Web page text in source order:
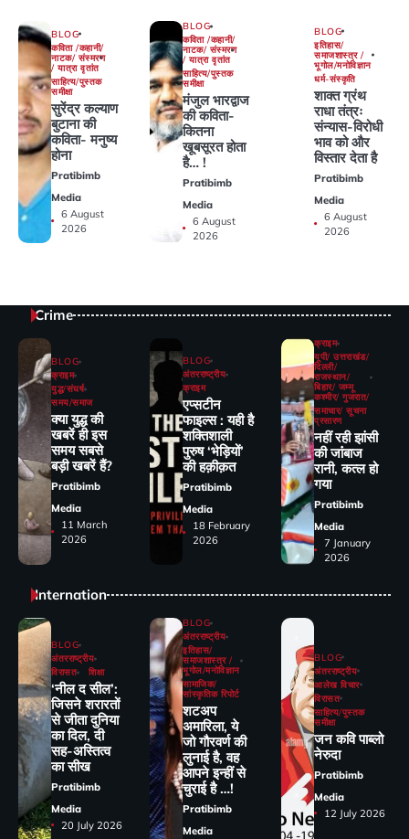
BLOG
कविता /कहानी/
नाटक/ संस्मरण
/ यात्रा वृतांत
साहित्य/पुस्तक
समीक्षा
सुरेंद्र कल्याण
बुटाना की
कविता- मनुष्य
होना
Pratibimb
Media
6 August
2026
BLOG
कविता /कहानी/
नाटक/ संस्मरण
/ यात्रा वृतांत
साहित्य/पुस्तक
समीक्षा
मंजुल भारद्वाज
की कविता-
कितना
खूबसूरत होता
है… !
Pratibimb
Media
6 August
2026
BLOG
इतिहास/
समाजशास्त्र /
भूगोल/मनोविज्ञान
धर्म-संस्कृति
शाक्त ग्रंथ
राधा तंत्रः
संन्यास-विरोधी
भाव को और
विस्तार देता है
Pratibimb
Media
6 August
2026
Crime
BLOG
क्राइम
युद्ध/संघर्ष
समय/समाज
क्या युद्ध की
खबरें ही इस
समय सबसे
बड़ी खबरें हैं?
Pratibimb
Media
11 March
2026
BLOG
अंतरराष्ट्रीय
क्राइम
एप्सटीन
फाइल्स : यही है
शक्तिशाली
पुरुष ‘भेड़ियों’
की हक़ीक़त
Pratibimb
Media
18 February
2026
क्राइम
यूपी/ उत्तराखंड/
दिल्ली/
राजस्थान/
बिहार/ जम्मू
कश्मीर/ गुजरात/
समाचार/ सूचना
प्रसारण
नहीं रही झांसी
की जांंबाज
रानी, कत्‍ल हो
गया
Pratibimb
Media
7 January
2026
Internation
BLOG
अंतरराष्ट्रीय
विरासत
शिक्षा
‘नील द सील’:
जिसने शरारतों
से जीता दुनिया
का दिल, दी
सह-अस्तित्व
का सीख
Pratibimb
Media
20 July 2026
BLOG
अंतरराष्ट्रीय
इतिहास/
समाजशास्त्र /
भूगोल/मनोविज्ञान
सामाजिक/
सांस्कृतिक रिपोर्ट
शटअप
अमारिला, ये
जो गौरवर्ण की
लुनाई है, वह
आपने इन्हीं से
चुराई है …!
Pratibimb
Media
BLOG
अंतरराष्ट्रीय
आलेख विचार
विरासत
साहित्य/पुस्तक
समीक्षा
जन कवि पाब्लो
नेरुदा
Pratibimb
Media
12 July 2026